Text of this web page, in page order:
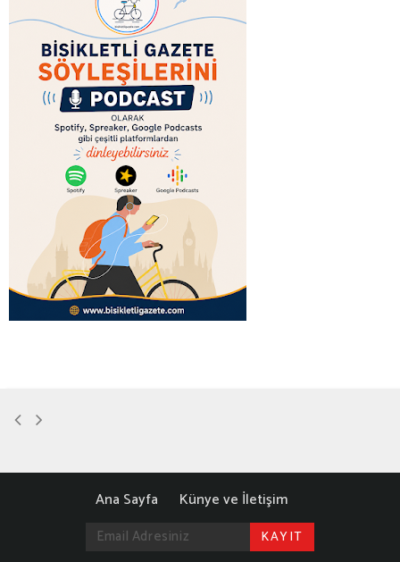
Ana Sayfa Künye ve İletişim